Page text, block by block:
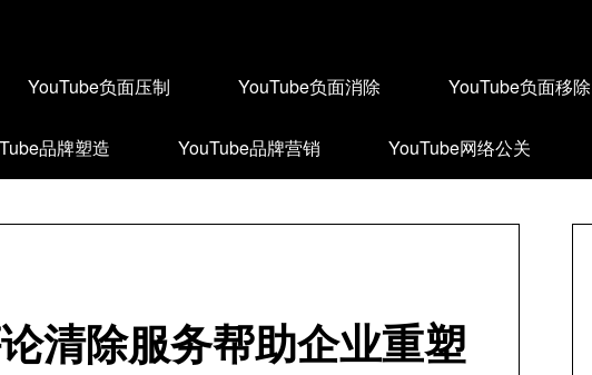
YouTube负面压制 YouTube负面消除 YouTube负面移除
品牌塑造 YouTube品牌营销 YouTube网络公关
清除服务帮助企业重塑